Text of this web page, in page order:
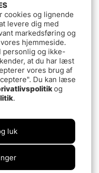
Daiwa 20 BG MQ
DKK
Udsolgt
cookies og lignende
levere dig med
markedsføring og
hjemmeside.
personlig og ikke-
at du har læst
vores brug af
Du kan læse
og
.
luk